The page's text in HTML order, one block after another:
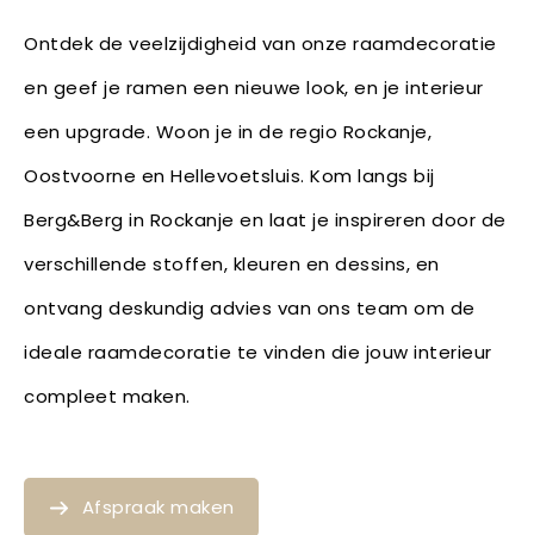
Ontdek de veelzijdigheid van onze raamdecoratie
en geef je ramen een nieuwe look, en je interieur
een upgrade. Woon je in de regio Rockanje,
Oostvoorne en Hellevoetsluis. Kom langs bij
Berg&Berg in Rockanje en laat je inspireren door de
verschillende stoffen, kleuren en dessins, en
ontvang deskundig advies van ons team om de
ideale raamdecoratie te vinden die jouw interieur
compleet maken.
Afspraak maken